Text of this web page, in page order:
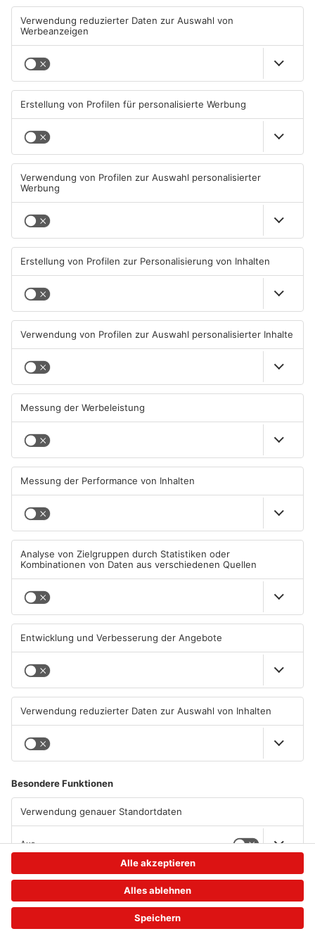
Kann Pflaumheim den
einzigen Supermarkt im Ort
behalten?
05.08.2026, 12:50 UHR IN KREIS
ASCHAFFENBURG
Großbaustelle auf A3
zwischen Hösbach und
03.08.2026, 15:57 UHR IN KREIS
Wenigumstadt feiert das
Stöffche
01.08.2026, 21:17 UHR IN KREIS
ASCHAFFENBURG
Wegen Trockenheit: Neue
Regeln auf A'burger
31.07.2026, 11:46 UHR IN KREIS
ASCHAFFENBURG
Unterwäsche-Dieb in
Goldbach geschnappt
31.07.2026, 11:42 UHR IN KREIS
ASCHAFFENBURG
Heigenbrücken berät über
Lidl Deutschland Tour
ASCHAFFENBURG